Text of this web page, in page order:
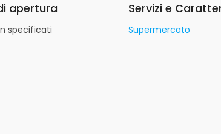
apertura
specificati
Servizi e
Supermercato